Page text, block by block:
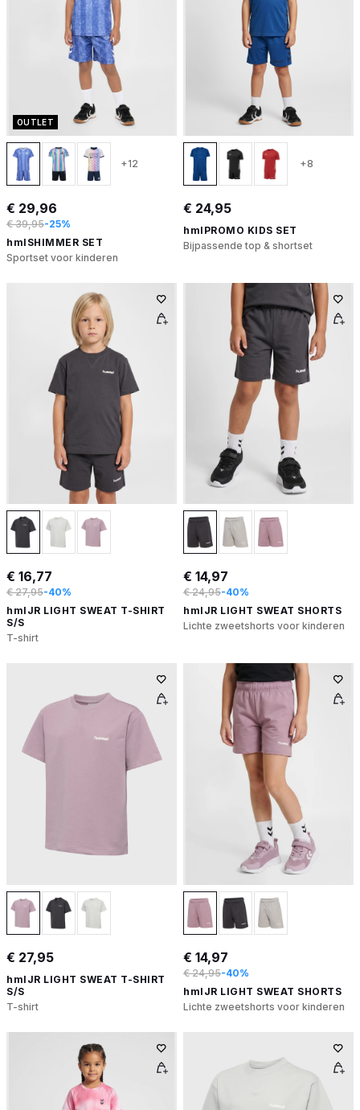
OUTLET
+12
€ 29,96
€ 39,95-25%
hmlSHIMMER SET
Sportset voor kinderen
+8
€ 24,95
hmlPROMO KIDS SET
Bijpassende top & shortset
€ 16,77
€ 27,95-40%
hmlJR LIGHT SWEAT T-SHIRT
S/S
T-shirt
€ 14,97
€ 24,95-40%
hmlJR LIGHT SWEAT SHORTS
Lichte zweetshorts voor kinderen
€ 27,95
hmlJR LIGHT SWEAT T-SHIRT
S/S
T-shirt
€ 14,97
€ 24,95-40%
hmlJR LIGHT SWEAT SHORTS
Lichte zweetshorts voor kinderen